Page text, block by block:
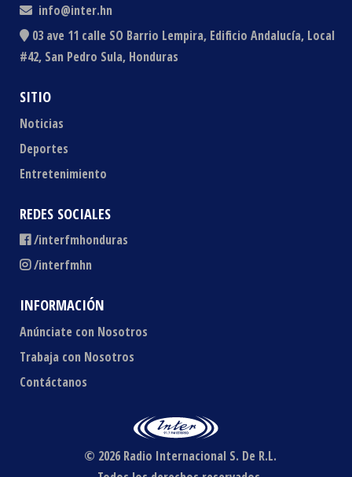
info@inter.hn
03 ave 11 calle SO Barrio Lempira, Edificio Andalucía, Local
#42, San Pedro Sula, Honduras
SITIO
Noticias
Deportes
Entretenimiento
REDES SOCIALES
/interfmhonduras
/interfmhn
INFORMACIÓN
Anúnciate con Nosotros
Trabaja con Nosotros
Contáctanos
© 2026 Radio Internacional S. De R.L.